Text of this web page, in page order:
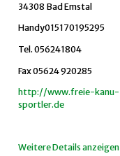
34308 Bad Emstal
Handy015170195295
Tel. 056241804
Fax 05624 920285
http://www.freie-kanu-
sportler.de
Weitere Details anzeigen